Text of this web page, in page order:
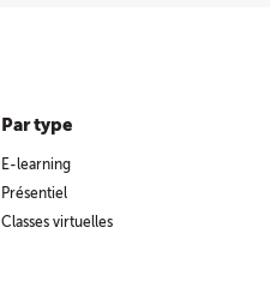
Par type
E-learning
Présentiel
Classes virtuelles